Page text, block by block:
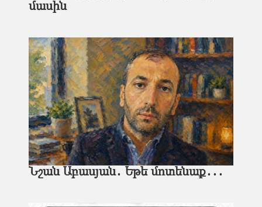
մասին
Նշան Աբասյան․ Եթե մոտենաք․․․